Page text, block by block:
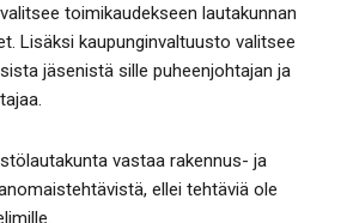
toimikaudekseen lautakunnan
Lisäksi kaupunginvaltuusto valitsee
jäsenistä sille puheenjohtajan ja
vastaa rakennus- ja
ellei tehtäviä ole